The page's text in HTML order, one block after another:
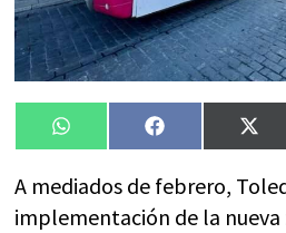
Compartir
en
WhatsAppCompartir
en
Facebook
en
X
A mediados de febrero,
implementación de la